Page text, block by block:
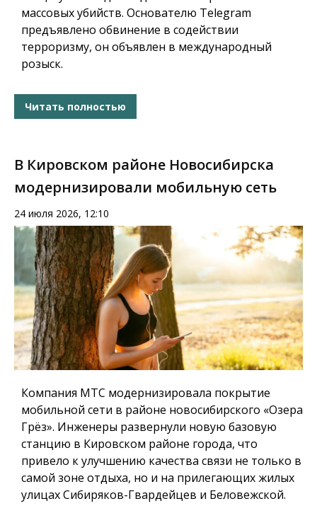
массовых убийств. Основателю Telegram
предъявлено обвинение в содействии
терроризму, он объявлен в международный
розыск.
Читать полностью
В Кировском районе Новосибирска
модернизировали мобильную сеть
24 июля 2026, 12:10
Компания МТС модернизировала покрытие
мобильной сети в районе новосибирского «Озера
Грёз». Инженеры развернули новую базовую
станцию в Кировском районе города, что
привело к улучшению качества связи не только в
самой зоне отдыха, но и на прилегающих жилых
улицах Сибиряков-Гвардейцев и Беловежской.